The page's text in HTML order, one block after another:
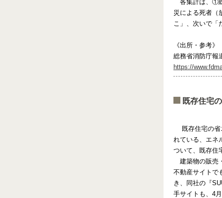
各集計は、①
災による死者（
こ」、次いで
《出所・参考》
総務省消防庁報
https://
既存住宅
既存住宅の省
れている、エネ
ついて、既存住
建築物の販売
不動産サイトで
き、同社の『
手サイトも、4